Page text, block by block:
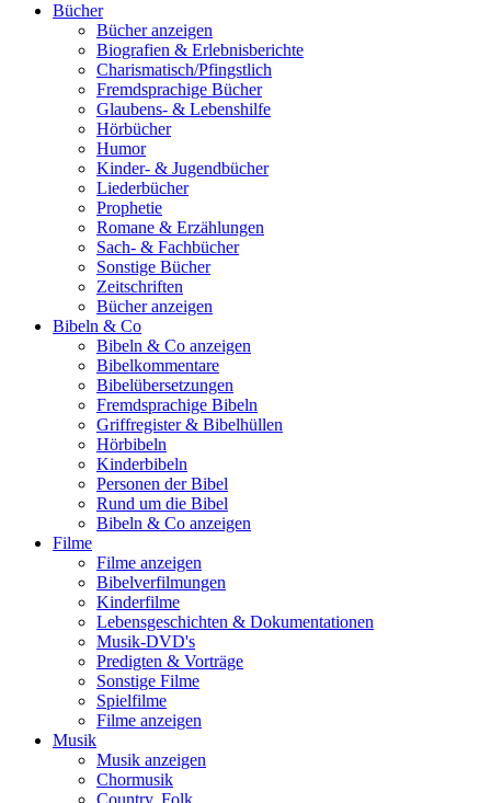
Bücher
Bücher anzeigen
Biografien & Erlebnisberichte
Charismatisch/Pfingstlich
Fremdsprachige Bücher
Glaubens- & Lebenshilfe
Hörbücher
Humor
Kinder- & Jugendbücher
Liederbücher
Prophetie
Romane & Erzählungen
Sach- & Fachbücher
Sonstige Bücher
Zeitschriften
Bücher anzeigen
Bibeln & Co
Bibeln & Co anzeigen
Bibelkommentare
Bibelübersetzungen
Fremdsprachige Bibeln
Griffregister & Bibelhüllen
Hörbibeln
Kinderbibeln
Personen der Bibel
Rund um die Bibel
Bibeln & Co anzeigen
Filme
Filme anzeigen
Bibelverfilmungen
Kinderfilme
Lebensgeschichten & Dokumentationen
Musik-DVD's
Predigten & Vorträge
Sonstige Filme
Spielfilme
Filme anzeigen
Musik
Musik anzeigen
Chormusik
Country, Folk